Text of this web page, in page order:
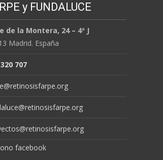
y FUNDALUCE
de la Montera, 24 – 4º J
Madrid. España
707